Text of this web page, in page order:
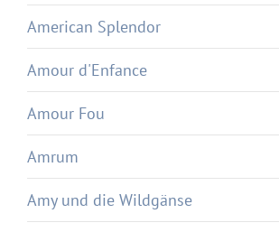
American Splendor
Amour d'Enfance
Amour Fou
Amrum
Amy und die Wildgänse